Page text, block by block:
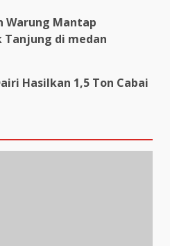
Warung Mantap
Tanjung di medan
Hasilkan 1,5 Ton Cabai